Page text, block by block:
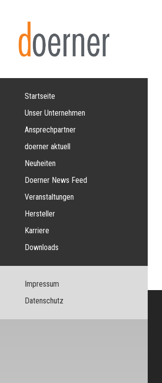
Startseite
Unser Unternehmen
Ansprechpartner
doerner aktuell
Neuheiten
Doerner News Feed
Veranstaltungen
Hersteller
Karriere
Downloads
Impressum
Datenschutz